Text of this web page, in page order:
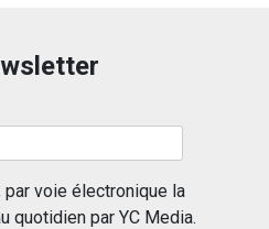
voie électronique la
quotidien par YC Media.